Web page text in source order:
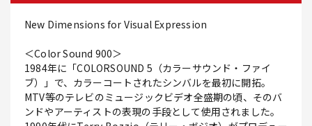
New Dimensions for Visual Expression
＜Color Sound 900＞
1984年に「COLORSOUND 5（カラーサウンド・ファイ
ブ）」で、カラーコートされたシンバルを最初に開拓。
MTV等のテレビのミュージックビデオ全盛期の頃、そのバ
ンドやアーティストの表現の手段として使用されました。